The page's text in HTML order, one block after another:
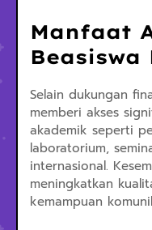
Manfaat
Selain dukungan
memberi akses
akademik seperti
laboratorium,
internasional.
meningkatkan
kemampuan